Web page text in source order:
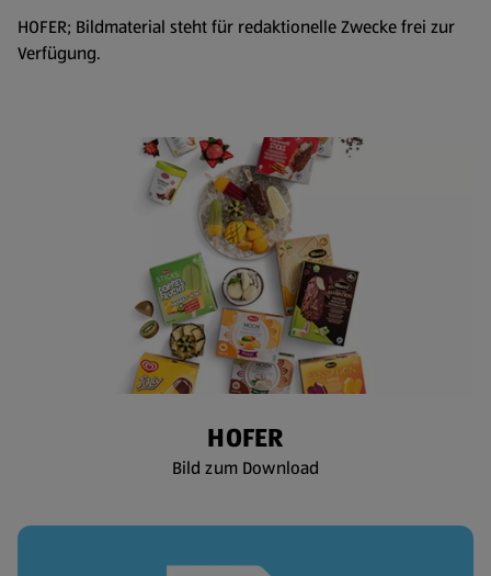
HOFER; Bildmaterial steht für redaktionelle Zwecke frei zur
Verfügung.
HOFER
Bild zum Download